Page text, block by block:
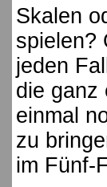
Skalen
spielen?
jeden
die ganz
einmal
zu
im Fünf-